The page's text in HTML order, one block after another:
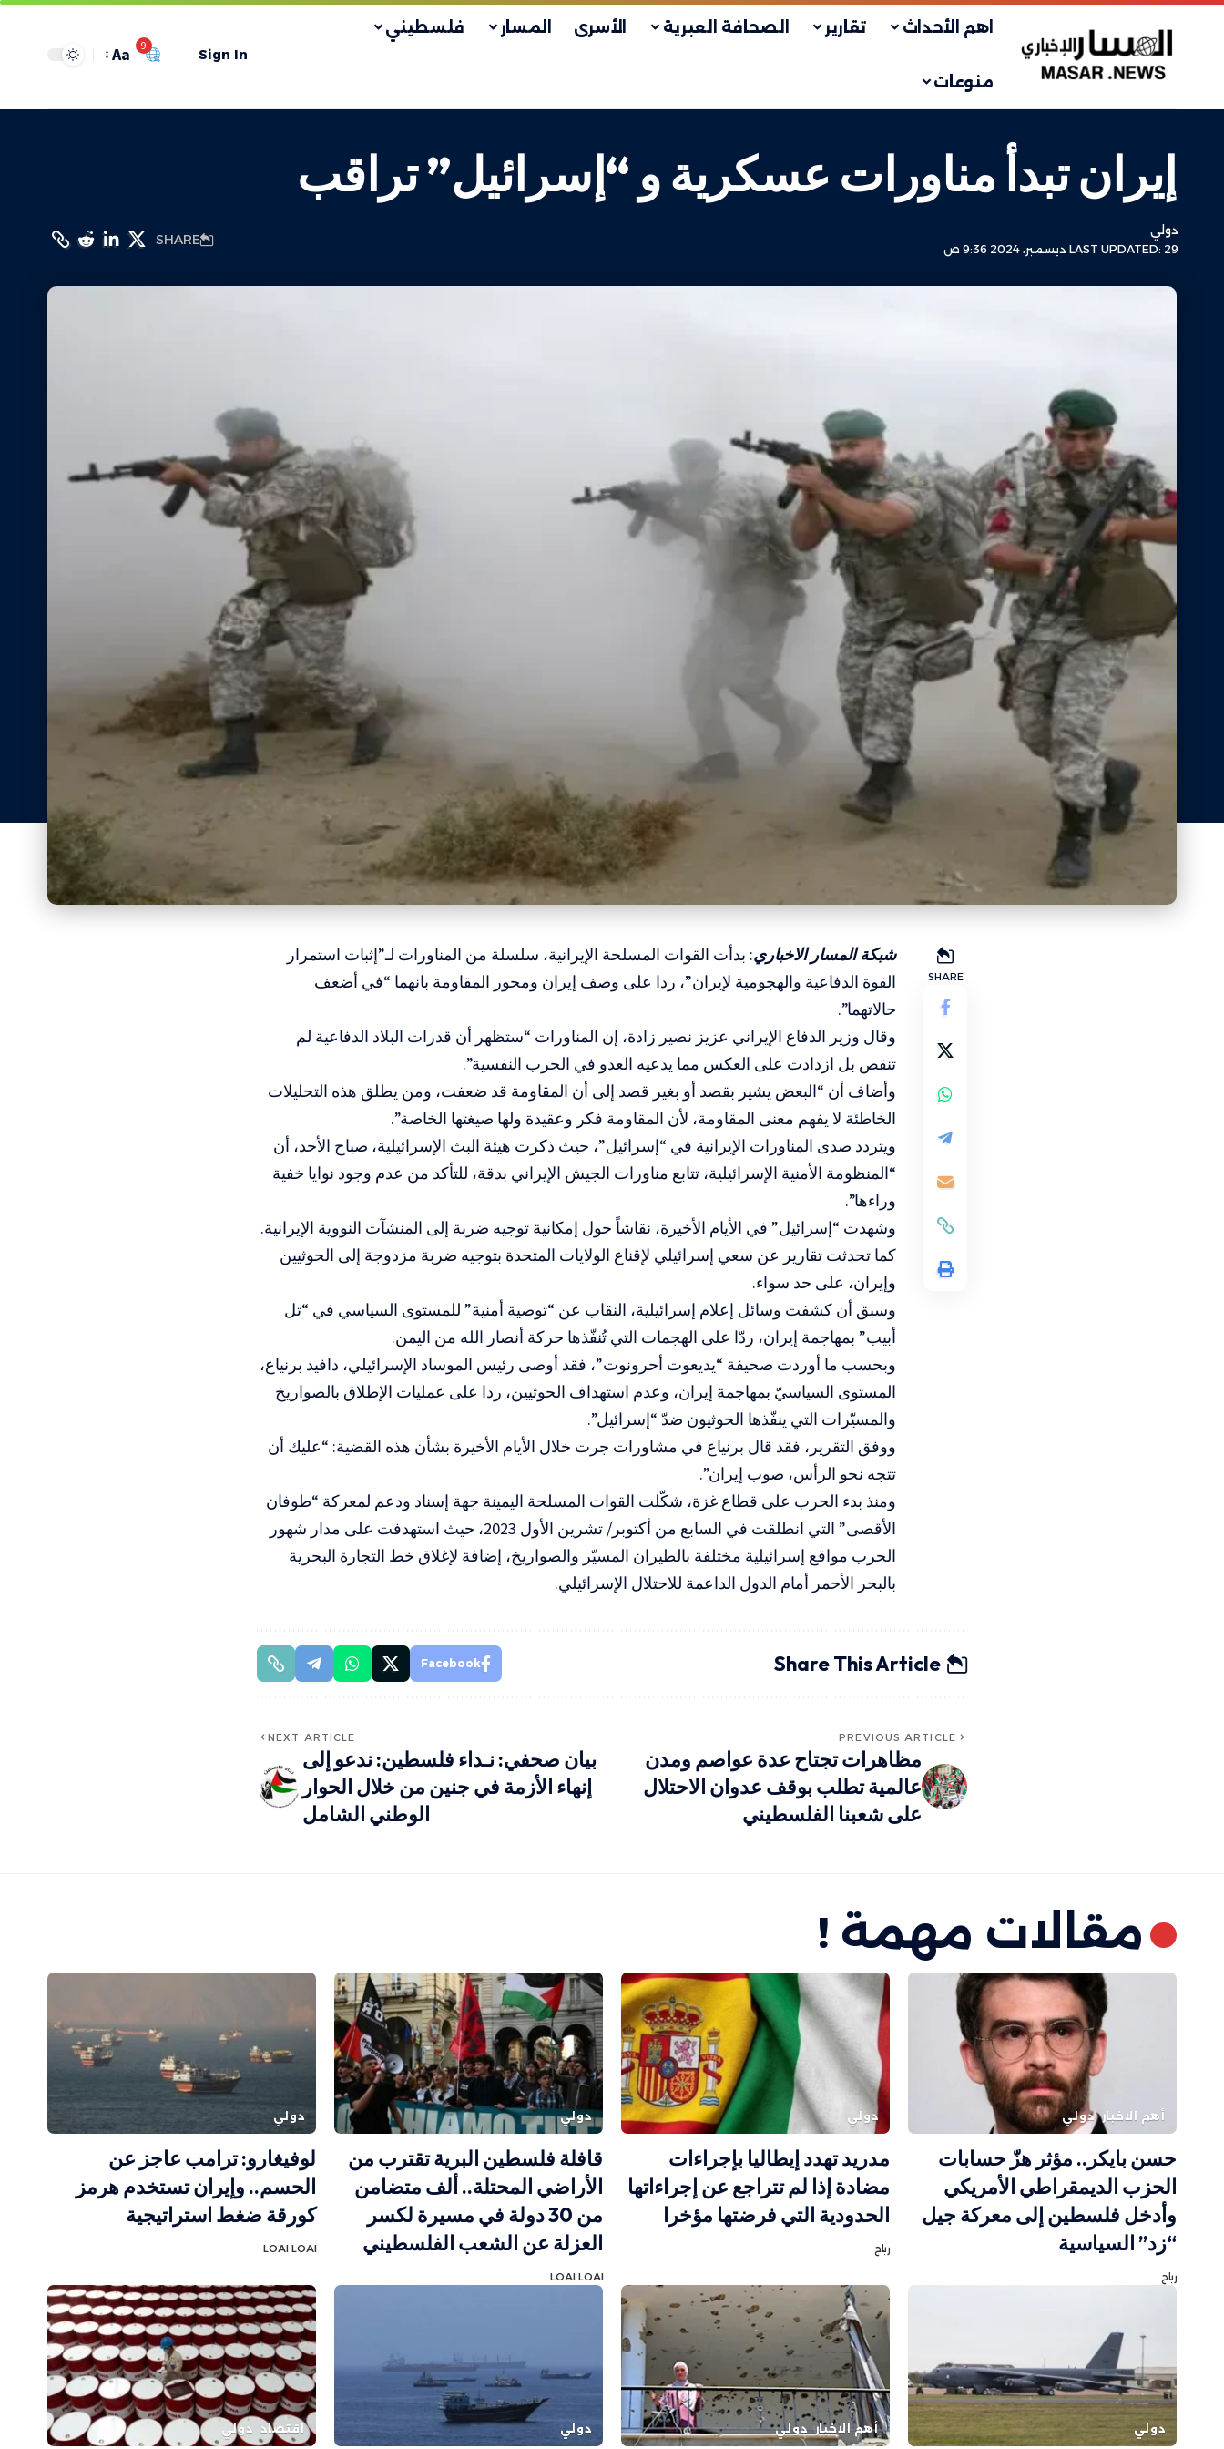
اهم الأحداث تقارير الصحافة العبرية الأسرى المسار فلسطيني
منوعات
Sign In
9
Aa
إيران تبدأ مناورات عسكرية و “إسرائيل” تراقب
LAST UPDATED: 29 ديسمبر، 2024 9:36 ص
دولي
SHARE
SHARE
شبكة المسار الاخباري: بدأت القوات المسلحة الإيرانية، سلسلة من المناورات لـ”إثبات استمرار
القوة الدفاعية والهجومية لإيران”، ردا على وصف إيران ومحور المقاومة بانهما “في أضعف
حالاتهما”.
وقال وزير الدفاع الإيراني عزيز نصير زادة، إن المناورات “ستظهر أن قدرات البلاد الدفاعية لم
تنقص بل ازدادت على العكس مما يدعيه العدو في الحرب النفسية”.
وأضاف أن “البعض يشير بقصد أو بغير قصد إلى أن المقاومة قد ضعفت، ومن يطلق هذه التحليلات
الخاطئة لا يفهم معنى المقاومة، لأن المقاومة فكر وعقيدة ولها صيغتها الخاصة”.
ويتردد صدى المناورات الإيرانية في “إسرائيل”، حيث ذكرت هيئة البث الإسرائيلية، صباح الأحد، أن
“المنظومة الأمنية الإسرائيلية، تتابع مناورات الجيش الإيراني بدقة، للتأكد من عدم وجود نوايا خفية
وراءها”.
وشهدت “إسرائيل” في الأيام الأخيرة، نقاشاً حول إمكانية توجيه ضربة إلى المنشآت النووية الإيرانية.
كما تحدثت تقارير عن سعي إسرائيلي لإقناع الولايات المتحدة بتوجيه ضربة مزدوجة إلى الحوثيين
وإيران، على حد سواء.
وسبق أن كشفت وسائل إعلام إسرائيلية، النقاب عن “توصية أمنية” للمستوى السياسي في “تل
أبيب” بمهاجمة إيران، ردّا على الهجمات التي تُنفّذها حركة أنصار الله من اليمن.
وبحسب ما أوردت صحيفة “يديعوت أحرونوت”، فقد أوصى رئيس الموساد الإسرائيلي، دافيد برنياع،
المستوى السياسيّ بمهاجمة إيران، وعدم استهداف الحوثيين، ردا على عمليات الإطلاق بالصواريخ
والمسيّرات التي ينفّذها الحوثيون ضدّ “إسرائيل”.
ووفق التقرير، فقد قال برنياع في مشاورات جرت خلال الأيام الأخيرة بشأن هذه القضية: “عليك أن
تتجه نحو الرأس، صوب إيران”.
ومنذ بدء الحرب على قطاع غزة، شكّلت القوات المسلحة اليمينة جهة إسناد ودعم لمعركة “طوفان
الأقصى” التي انطلقت في السابع من أكتوبر/ تشرين الأول 2023، حيث استهدفت على مدار شهور
الحرب مواقع إسرائيلية مختلفة بالطيران المسيّر والصواريخ، إضافة لإغلاق خط التجارة البحرية
بالبحر الأحمر أمام الدول الداعمة للاحتلال الإسرائيلي.
Share This Article
Facebook
PREVIOUS ARTICLE
مظاهرات تجتاح عدة عواصم ومدن
عالمية تطلب بوقف عدوان الاحتلال
على شعبنا الفلسطيني
NEXT ARTICLE
بيان صحفي: نـداء فلسطين: ندعو إلى
إنهاء الأزمة في جنين من خلال الحوار
الوطني الشامل
مقالات مهمة !
أهم الاخبار دولي
حسن بايكر.. مؤثر هزّ حسابات
الحزب الديمقراطي الأمريكي
وأدخل فلسطين إلى معركة جيل
“زد” السياسية
رباح
دولي
مدريد تهدد إيطاليا بإجراءات
مضادة إذا لم تتراجع عن إجراءاتها
الحدودية التي فرضتها مؤخرا
رباح
دولي
قافلة فلسطين البرية تقترب من
الأراضي المحتلة.. ألف متضامن
من 30 دولة في مسيرة لكسر
العزلة عن الشعب الفلسطيني
LOAI LOAI
دولي
لوفيغارو: ترامب عاجز عن
الحسم.. وإيران تستخدم هرمز
كورقة ضغط استراتيجية
LOAI LOAI
دولي أهم الاخبار دولي دولي اقتصاد دولي